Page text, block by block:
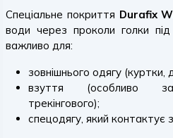
Спеціальне покриття Durafix
води через проколи голки
важливо для:
зовнішнього одягу
взуття (особливо
трекінгового);
спецодягу, який контактує